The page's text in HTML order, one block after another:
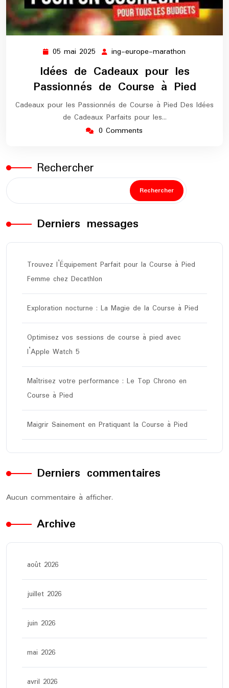
05 mai 2025 05
mai
2025
ing-europe-marathon
marathon
Idées de Cadeaux pour les
Passionnés de Course à Pied
Cadeaux pour les Passionnés de Course à Pied Des Idées
de Cadeaux Parfaits pour les…
0 Comments
Rechercher
Rechercher
Derniers messages
Trouvez l’Équipement Parfait pour la Course à Pied
Femme chez Decathlon
Exploration nocturne : La Magie de la Course à Pied
Optimisez vos sessions de course à pied avec
l’Apple Watch 5
Maîtrisez votre performance : Le Top Chrono en
Course à Pied
Maigrir Sainement en Pratiquant la Course à Pied
Derniers commentaires
Aucun commentaire à afficher.
Archive
août 2026
juillet 2026
juin 2026
mai 2026
avril 2026